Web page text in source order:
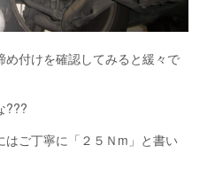
め付けを確認してみると緩々で
???
ご丁寧に「２５Ｎm」と書い